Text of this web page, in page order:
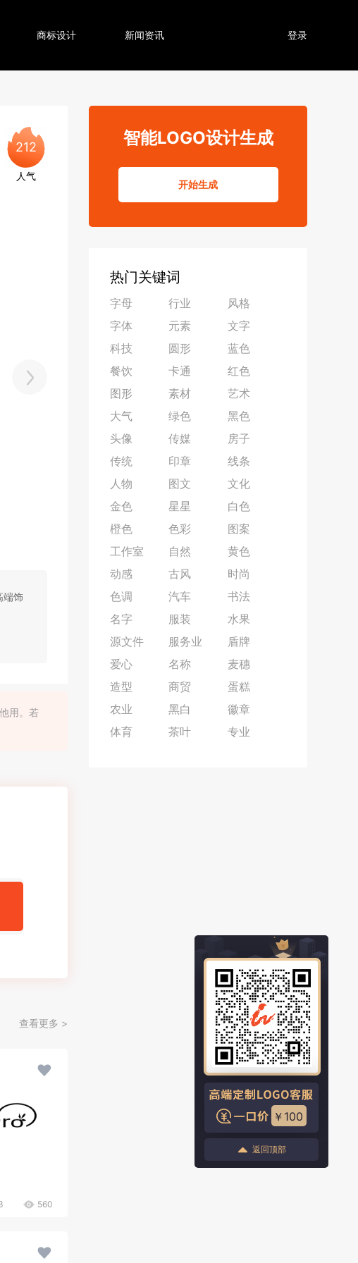
商标设计 新闻资讯 登录
212
人气
端饰
用。若
查看更多 >
560
智能LOGO设计生成
开始生成
热门关键词
字母 行业
风格
字体
元素
文字
科技
圆形
蓝色
餐饮
卡通
红色
图形
素材
艺术
大气
绿色
黑色
头像
传媒
房子
传统
印章
线条
人物
图文
文化
金色
星星
白色
橙色
色彩
图案
工作室
自然
黄色
动感
古风
时尚
色调
汽车
书法
名字
服装
水果
源文件
服务业
盾牌
爱心
名称
麦穗
造型
商贸
蛋糕
农业
黑白
徽章
体育
茶叶 专业
￥100
返回顶部